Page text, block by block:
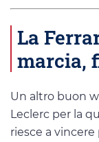
La
marcia,
Un altro buon
Leclerc per la
riesce a